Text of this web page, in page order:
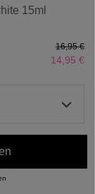
15ml
14,95 €
16,95 €